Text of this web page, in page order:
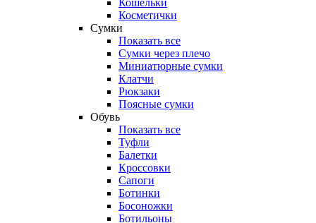
Кошельки
Косметички
Сумки
Показать все
Сумки через плечо
Миниатюрные cумки
Клатчи
Рюкзаки
Поясные сумки
Обувь
Показать все
Туфли
Балетки
Кроссовки
Сапоги
Ботинки
Босоножки
Ботильоны